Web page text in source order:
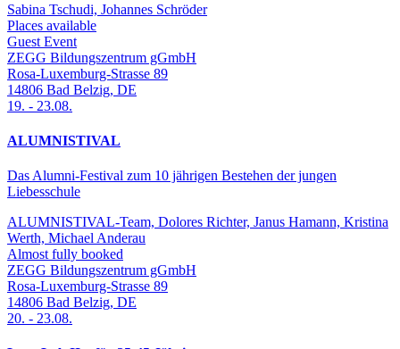
Sabina Tschudi, Johannes Schröder
Places available
Guest Event
ZEGG Bildungszentrum gGmbH
Rosa-Luxemburg-Strasse 89
14806 Bad Belzig, DE
19. - 23.08.
ALUMNISTIVAL
Das Alumni-Festival zum 10 jährigen Bestehen der jungen
Liebesschule
ALUMNISTIVAL-Team, Dolores Richter, Janus Hamann, Kristina
Werth, Michael Anderau
Almost fully booked
ZEGG Bildungszentrum gGmbH
Rosa-Luxemburg-Strasse 89
14806 Bad Belzig, DE
20. - 23.08.